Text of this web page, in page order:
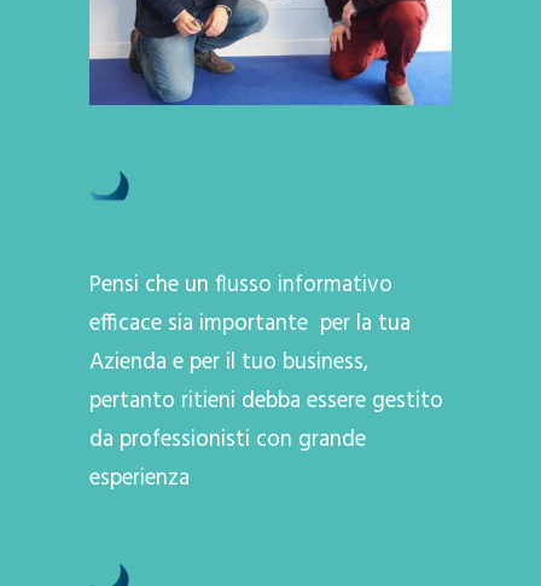
Pensi che un flusso informativo
efficace sia importante per la tua
Azienda e per il tuo business,
pertanto ritieni debba essere gestito
da professionisti con grande
esperienza